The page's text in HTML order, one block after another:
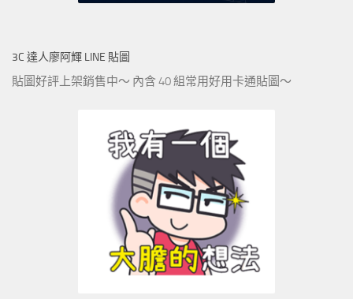
3C 達人廖阿輝 LINE 貼圖
貼圖好評上架銷售中～ 內含 40 組常用好用卡通貼圖～